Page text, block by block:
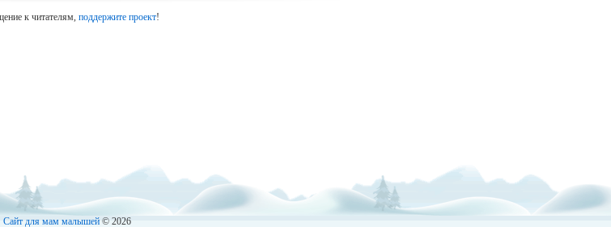
к читателям, поддержите проект!
Сайт для мам малышей© 2026